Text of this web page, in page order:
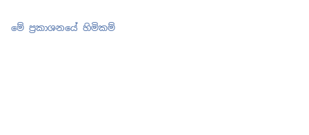
මේ ප්‍රකාශනයේ හිමිකම්